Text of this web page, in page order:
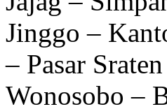
Jinggo –
– Pasar
Wonosobo –